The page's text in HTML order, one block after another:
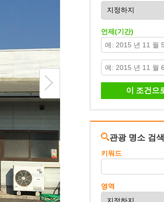
언제(기간)
관광 명소 검색
키워드
영역